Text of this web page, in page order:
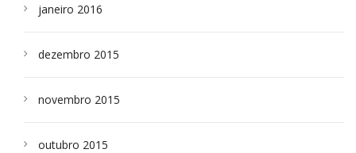
janeiro 2016
dezembro 2015
novembro 2015
outubro 2015